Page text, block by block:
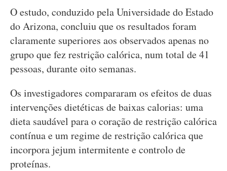
O estudo, conduzido pela Universidade do Estado
do Arizona, concluiu que os resultados foram
claramente superiores aos observados apenas no
grupo que fez restrição calórica, num total de 41
pessoas, durante oito semanas.
Os investigadores compararam os efeitos de duas
intervenções dietéticas de baixas calorias: uma
dieta saudável para o coração de restrição calórica
contínua e um regime de restrição calórica que
incorpora jejum intermitente e controlo de
proteínas.